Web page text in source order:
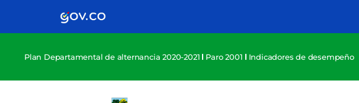
Plan Departamental de alternancia 2020-2021 Paro 2001 Indicadores de desempeño